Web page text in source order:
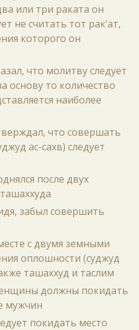
или три раката он
не считать тот рак‘ат,
которого он
что молитву следует
основу то количество
наиболее
что совершать
ас-сахв) следует
после двух
забыл совершить
с двумя земными
оплошности (суджуд
ташаххуд и таслим
должны покидать
мужчин
покидать место